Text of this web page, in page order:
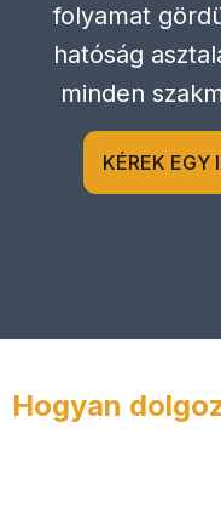
folyamat
hatóság
minden
KÉREK
Hogyan